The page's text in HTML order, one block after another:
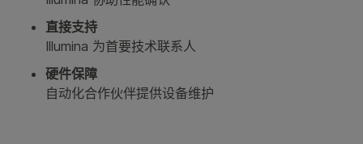
直接支持
Illumina 为首要技术联系人
硬件保障
自动化合作伙伴提供设备维护